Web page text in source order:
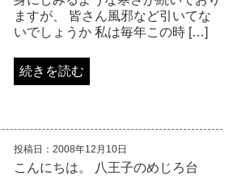
ますが、 皆さん風邪など引いてな
いでしょうか 私は毎年この時 […]
続きを読む
投稿日：2008年12月10日
こんにちは。 八王子のめじろ台